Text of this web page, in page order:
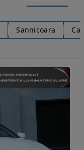
Sannicoara